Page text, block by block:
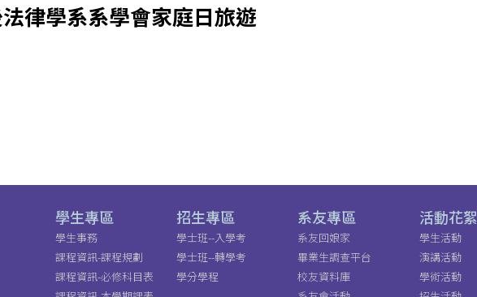
律學系系學會家庭日旅遊
學生專區
學生事務
課程資訊-課程規劃
課程資訊-必修科目表
招生專區
學士班--入學考
學士班--轉學考
學分學程
系友專區
系友回娘家
畢業生調查平台
校友資料庫
活動花絮
學生活動
演講活動
學術活動